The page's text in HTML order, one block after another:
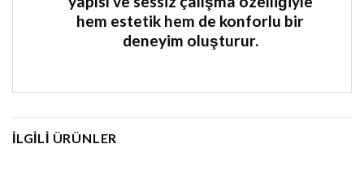
hem estetik hem de konforlu bir
deneyim oluşturur.
İLGILI ÜRÜNLER